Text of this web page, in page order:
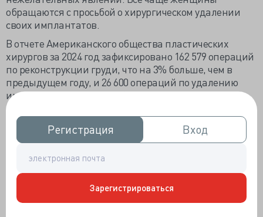
Регистрация
Регистрация Вход
Вход
Зарегистрироваться
обращаются с просьбой о хирургическом удалении
своих имплантатов.
В отчете Американского общества пластических
хирургов за 2024 год зафиксировано 162 579 операций
по реконструкции груди, что на 3% больше, чем в
предыдущем году, и 26 600 операций по удалению
имплантатов, что на 5% больше, чем в 2023 году.
Нежелательные явления
Считается, что силиконовые грудные имплантаты
действуют как экзогенный стимул, который может
вызвать воспалительную реакцию при попадании
инородного тела, что приводит к хроническому